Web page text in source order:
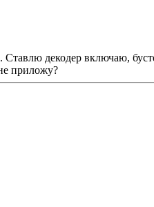
декодер включаю,
приложу?